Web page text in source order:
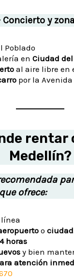
Concierto y
Poblado
enCiudad del
al aire libre en
por la
rentar
Medellín?
ofrece:
o
horas
y bien
atención